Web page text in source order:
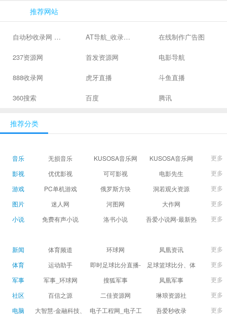
推荐网站
自动秒收录网 - 自动秒收录-网站收录-收录网站-网址收录-秒收录 AT导航_收录网_免费收录网站_自动收录网_秒收录 在线制作广告图
237资源网 首发资源网 电影导航
888收录网 虎牙直播 斗鱼直播
360搜索 百度 腾讯
推荐分类
音乐 无损音乐 KUSOSA音乐网 KUSOSA音乐网
更多
影视
优优影视 可可影视 电影先生
更多
游戏
PC单机游戏 俄罗斯方块 洞若观火资源
更多
图片
迷人网 河图网 大作网
更多
小说
免费有声小说 洛书小说
吾爱小说网-最新热
更多
新闻 体育频道 环球网 凤凰资讯
更多
体育
运动助手
即时足球比分直播-
精准赛程赛果及角
足球篮球比分、体
育赛果直播|让足球
更多
军事
军事_环球网 搜狐军事 凤凰军事
更多
社区
百信之源 二佳资源网 琳琅资源社
更多
电脑
大智慧-金融科技、
电子工程网_电子工
吾爱秒收录
更多